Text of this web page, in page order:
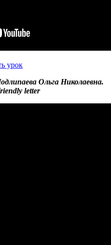
урок
Ольга Николаевна.
letter